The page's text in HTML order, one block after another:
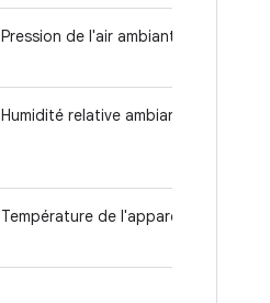
Pression de l'air ambiant.
Humidité relative ambiante.
Température de l'appareil